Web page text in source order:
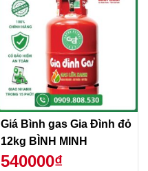
Giá Bình gas Gia Đình đỏ
12kg BÌNH MINH
540000₫